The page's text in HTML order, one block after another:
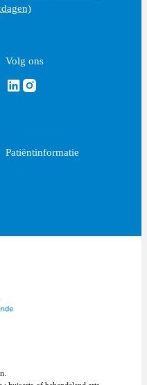
Volg ons
Volg ons via Linkedin
Volg ons via Instagram
Patiëntinformatie